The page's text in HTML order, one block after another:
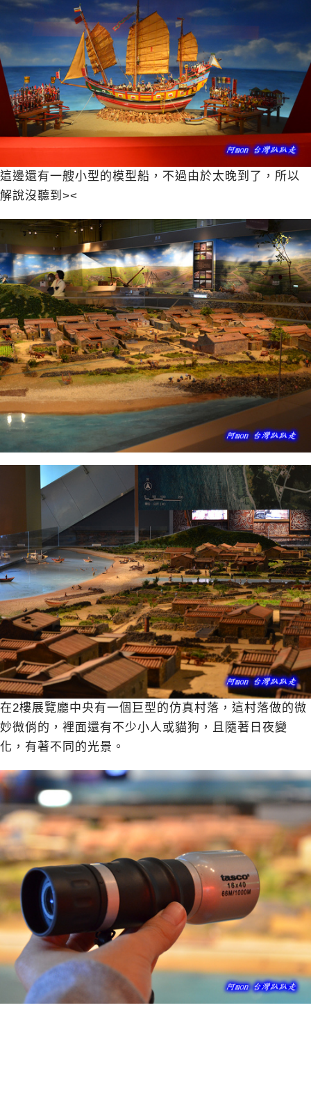
這邊還有一艘小型的模型船，不過由於太晚到了，所以
解說沒聽到><
在2樓展覽廳中央有一個巨型的仿真村落，這村落做的微
妙微俏的，裡面還有不少小人或貓狗，且隨著日夜變
化，有著不同的光景。